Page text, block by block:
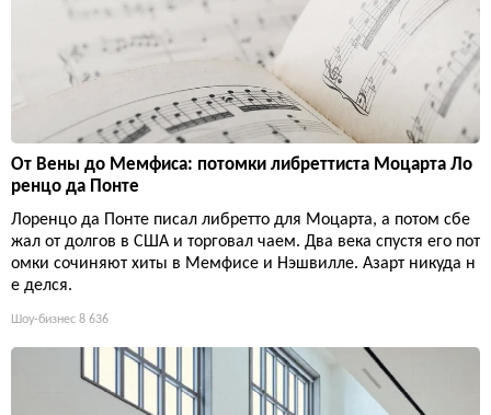
От Вены до Мемфиса: потомки либреттиста Моцарта Ло
ренцо да Понте
Лоренцо да Понте писал либретто для Моцарта, а потом сбе
жал от долгов в США и торговал чаем. Два века спустя его пот
омки сочиняют хиты в Мемфисе и Нэшвилле. Азарт никуда н
е делся.
Шоу-бизнес 8 636